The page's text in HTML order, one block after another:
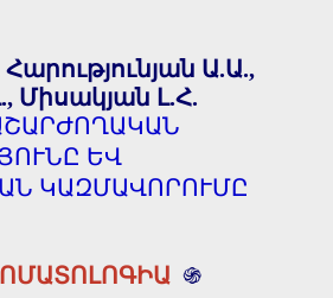
Ա.Ա.,
Միսակյան Լ.Հ.
ԵՎ
ԿԱԶՄԱՎՈՐՈՒՄԸ
֍